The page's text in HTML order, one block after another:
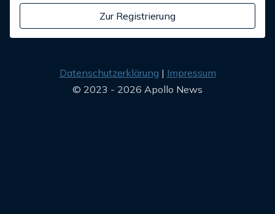
Zur Registrierung
Datenschutzerklärung
Impressum
© 2023 - 2026 Apollo News